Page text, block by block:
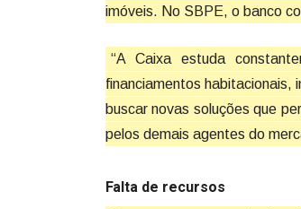
imóveis. No SBPE, o banco
“A Caixa estuda
financiamentos habitacionais,
buscar novas soluções que
pelos demais agentes do
Falta de recursos